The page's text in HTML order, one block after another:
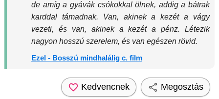
de amíg a gyávák csókokkal ölnek, addig a bátrak
karddal támadnak. Van, akinek a kezét a vágy
vezeti, és van, akinek a kezét a pénz. Létezik
nagyon hosszú szerelem, és van egészen rövid.
Ezel - Bosszú mindhalálig c. film
Kedvencnek Megosztás